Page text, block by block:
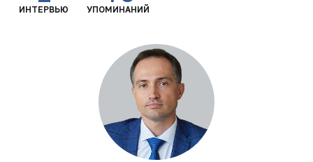
ИНТЕРВЬЮ УПОМИНАНИЙ